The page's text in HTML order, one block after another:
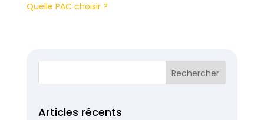
Quelle PAC choisir ?
Articles récents